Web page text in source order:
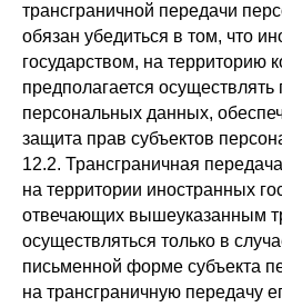
трансграничной передачи
обязан убедиться в том, что
государством, на территорию
предполагается осуществлять
персональных данных,
защита прав субъектов
12.2. Трансграничная
на территории иностранных
отвечающих вышеуказанным
осуществляться только в
письменной форме субъекта
на трансграничную передачу